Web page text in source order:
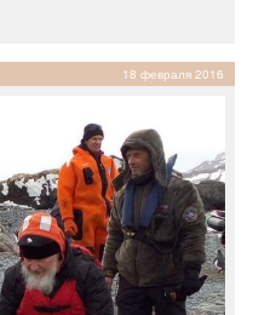
18 февраля 2016